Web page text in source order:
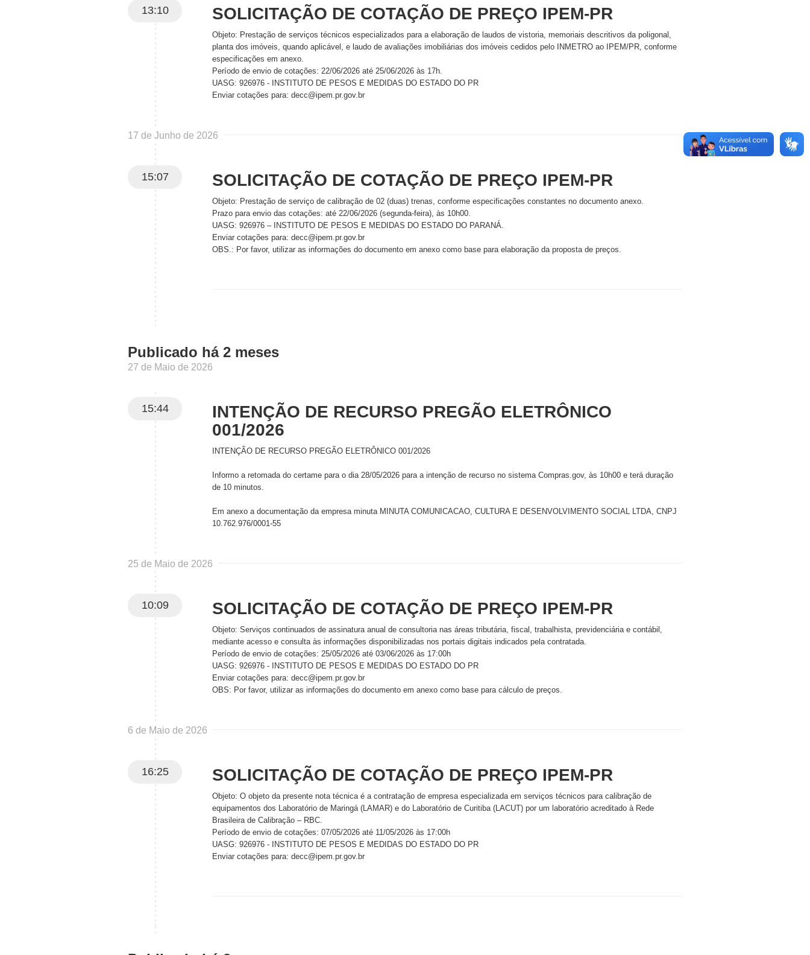
13:10 SOLICITAÇÃO DE COTAÇÃO DE PREÇO IPEM-PR
Objeto: Prestação de serviços técnicos especializados para a elaboração de laudos de vistoria, memoriais descritivos da poligonal,
planta dos imóveis, quando aplicável, e laudo de avaliações imobiliárias dos imóveis cedidos pelo INMETRO ao IPEM/PR, conforme
especificações em anexo.
Período de envio de cotações: 22/06/2026 até 25/06/2026 às 17h.
UASG: 926976 - INSTITUTO DE PESOS E MEDIDAS DO ESTADO DO PR
Enviar cotações para: decc@ipem.pr.gov.br
17 de Junho de 2026
15:07 SOLICITAÇÃO DE COTAÇÃO DE PREÇO IPEM-PR
Objeto: Prestação de serviço de calibração de 02 (duas) trenas, conforme especificações constantes no documento anexo.
Prazo para envio das cotações: até 22/06/2026 (segunda-feira), às 10h00.
UASG: 926976 – INSTITUTO DE PESOS E MEDIDAS DO ESTADO DO PARANÁ.
Enviar cotações para: decc@ipem.pr.gov.br
OBS.: Por favor, utilizar as informações do documento em anexo como base para elaboração da proposta de preços.
Publicado há 2 meses
27 de Maio de 2026
15:44
INTENÇÃO DE RECURSO PREGÃO ELETRÔNICO
001/2026
INTENÇÃO DE RECURSO PREGÃO ELETRÔNICO 001/2026
Informo a retomada do certame para o dia 28/05/2026 para a intenção de recurso no sistema Compras.gov, às 10h00 e terá duração
de 10 minutos.
Em anexo a documentação da empresa minuta MINUTA COMUNICACAO, CULTURA E DESENVOLVIMENTO SOCIAL LTDA, CNPJ
10.762.976/0001-55
25 de Maio de 2026
10:09 SOLICITAÇÃO DE COTAÇÃO DE PREÇO IPEM-PR
Objeto: Serviços continuados de assinatura anual de consultoria nas áreas tributária, fiscal, trabalhista, previdenciária e contábil,
mediante acesso e consulta às informações disponibilizadas nos portais digitais indicados pela contratada.
Período de envio de cotações: 25/05/2026 até 03/06/2026 às 17:00h
UASG: 926976 - INSTITUTO DE PESOS E MEDIDAS DO ESTADO DO PR
Enviar cotações para: decc@ipem.pr.gov.br
OBS: Por favor, utilizar as informações do documento em anexo como base para cálculo de preços.
6 de Maio de 2026
16:25 SOLICITAÇÃO DE COTAÇÃO DE PREÇO IPEM-PR
Objeto: O objeto da presente nota técnica é a contratação de empresa especializada em serviços técnicos para calibração de
equipamentos dos Laboratório de Maringá (LAMAR) e do Laboratório de Curitiba (LACUT) por um laboratório acreditado à Rede
Brasileira de Calibração – RBC.
Período de envio de cotações: 07/05/2026 até 11/05/2026 às 17:00h
UASG: 926976 - INSTITUTO DE PESOS E MEDIDAS DO ESTADO DO PR
Enviar cotações para: decc@ipem.pr.gov.br